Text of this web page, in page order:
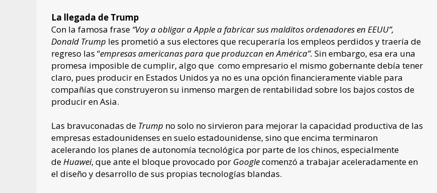
La llegada de Trump
Con la famosa frase “Voy a obligar a Apple a fabricar sus malditos ordenadores en EEUU”,
Donald Trump les prometió a sus electores que recuperaría los empleos perdidos y traería de
regreso las “empresas americanas para que produzcan en América”. Sin embargo, esa era una
promesa imposible de cumplir, algo que como empresario el mismo gobernante debía tener
claro, pues producir en Estados Unidos ya no es una opción financieramente viable para
compañías que construyeron su inmenso margen de rentabilidad sobre los bajos costos de
producir en Asia.
Las bravuconadas de Trump no solo no sirvieron para mejorar la capacidad productiva de las
empresas estadounidenses en suelo estadounidense, sino que encima terminaron
acelerando los planes de autonomía tecnológica por parte de los chinos, especialmente
deHuawei, que ante el bloque provocado por Googlecomenzó a trabajar aceleradamente en
el diseño y desarrollo de sus propias tecnologías blandas.